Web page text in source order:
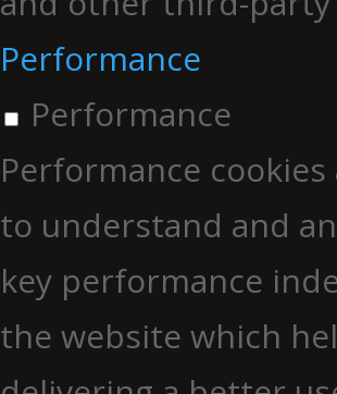
Performance
Performance
Performance cookies
to understand and
key performance
the website which